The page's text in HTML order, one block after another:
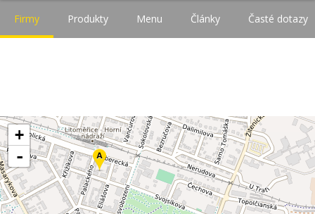
Firmy Produkty Menu Články Časté dotazy
+
-